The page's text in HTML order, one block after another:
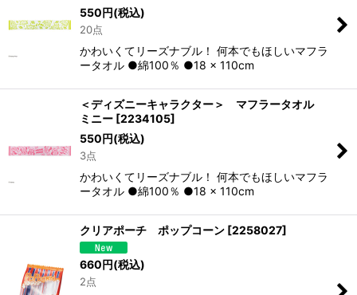
550円(税込)
20点
かわいくてリーズナブル！ 何本でもほしいマフラ
ータオル ●綿100％ ●18 × 110cm
＜ディズニーキャラクター＞ マフラータオル
ミニー [2234105]
550円(税込)
3点
かわいくてリーズナブル！ 何本でもほしいマフラ
ータオル ●綿100％ ●18 × 110cm
クリアポーチ ポップコーン [2258027]
660円(税込)
2点